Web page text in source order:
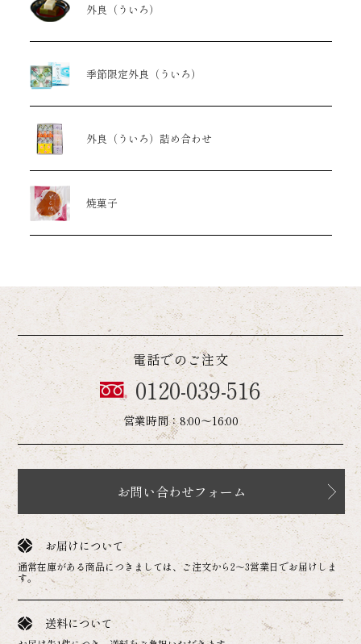
外良（ういろ）
季節限定外良 （ういろ）
外良（ういろ） 詰め合わせ
焼菓子
電話でのご注文
0120-039-516
営業時間：8:00～16:00
お問い合わせフォーム
お届けについて
通常在庫がある商品につきましては、ご注文から2～3営業日でお届けしま
す。
送料について